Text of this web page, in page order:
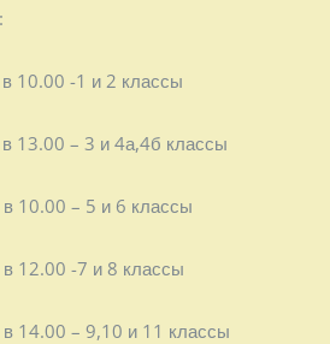
в 10.00 -1 и 2 классы
в 13.00 – 3 и 4а,4б классы
в 10.00 – 5 и 6 классы
в 12.00 -7 и 8 классы
в 14.00 – 9,10 и 11 классы